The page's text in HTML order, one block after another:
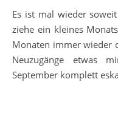
Es ist mal wieder soweit – der Monat ist zu Ende und ich
ziehe ein kleines
Monaten immer wieder
Neuzugänge etwas
September komplett